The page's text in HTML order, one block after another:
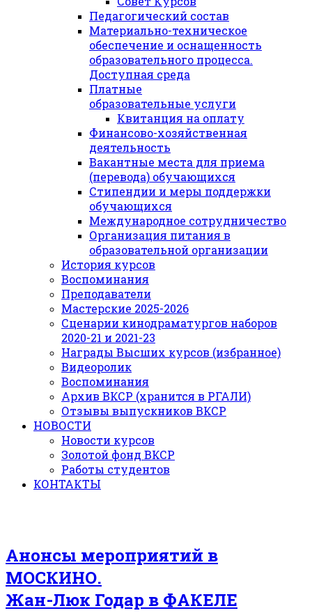
Педагогический состав
Материально-техническое
обеспечение и оснащенность
образовательного процесса.
Доступная среда
Платные
образовательные услуги
Квитанция на оплату
Финансово-хозяйственная
деятельность
Вакантные места для приема
(перевода) обучающихся
Стипендии и меры поддержки
обучающихся
Международное сотрудничество
Организация питания в
образовательной организации
История курсов
Воспоминания
Преподаватели
Мастерские 2025-2026
Сценарии кинодраматургов наборов
2020-21 и 2021-23
Награды Высших курсов (избранное)
Видеоролик
Воспоминания
Архив ВКСР (хранится в РГАЛИ)
Отзывы выпускников ВКСР
НОВОСТИ
Новости курсов
Золотой фонд ВКСР
Работы студентов
КОНТАКТЫ
Анонсы мероприятий в
МОСКИНО.
Жан-Люк Годар в ФАКЕЛЕ